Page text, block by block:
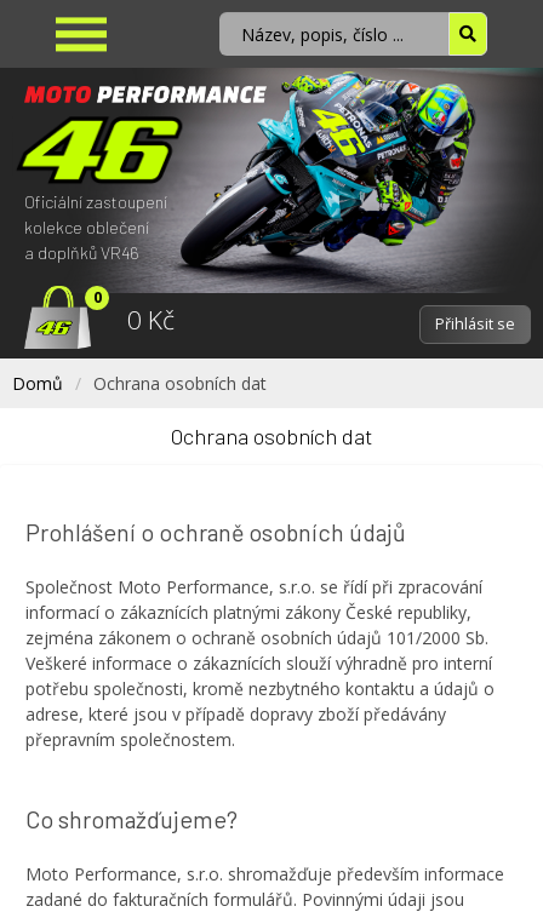
Oficiální zastoupení
kolekce oblečení
a doplňků VR46
Přihlásit se
0
0 Kč
Domů Ochrana osobních dat
Ochrana osobních dat
Prohlášení o ochraně osobních údajů
Společnost Moto Performance, s.r.o. se řídí při zpracování
informací o zákaznících platnými zákony České republiky,
zejména zákonem o ochraně osobních údajů 101/2000 Sb.
Veškeré informace o zákaznících slouží výhradně pro interní
potřebu společnosti, kromě nezbytného kontaktu a údajů o
adrese, které jsou v případě dopravy zboží předávány
přepravním společnostem.
Co shromažďujeme?
Moto Performance, s.r.o. shromažďuje především informace
zadané do fakturačních formulářů. Povinnými údaji jsou